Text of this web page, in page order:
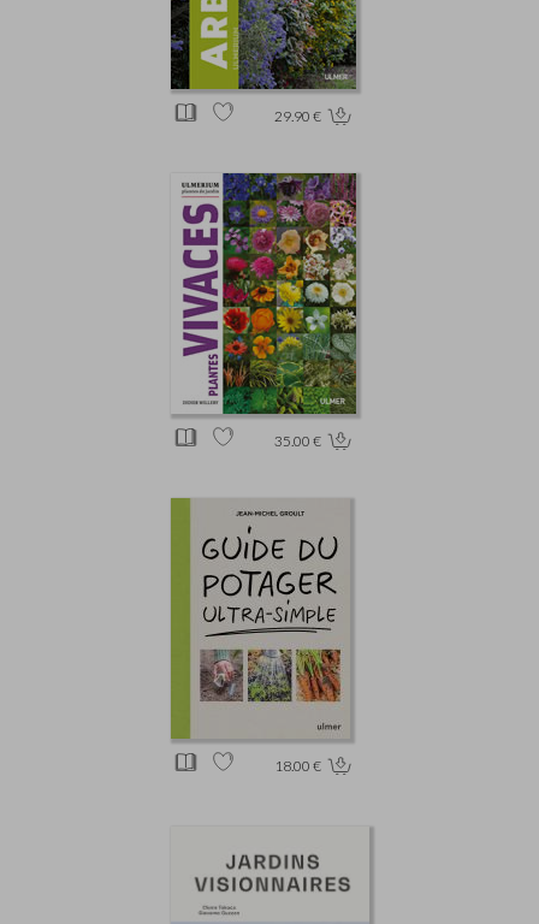
29.90 €
35.00 €
18.00 €